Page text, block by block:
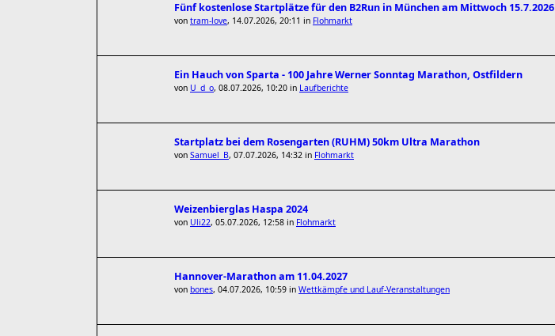
Fünf kostenlose Startplätze für den B2Run in München am Mittwoch 15.7.2026
von tram-love, 14.07.2026, 20:11 in Flohmarkt
Ein Hauch von Sparta - 100 Jahre Werner Sonntag Marathon, Ostfildern
von U_d_o, 08.07.2026, 10:20 in Laufberichte
Startplatz bei dem Rosengarten (RUHM) 50km Ultra Marathon
von Samuel_B, 07.07.2026, 14:32 in Flohmarkt
Weizenbierglas Haspa 2024
von Uli22, 05.07.2026, 12:58 in Flohmarkt
Hannover-Marathon am 11.04.2027
von bones, 04.07.2026, 10:59 in Wettkämpfe und Lauf-Veranstaltungen